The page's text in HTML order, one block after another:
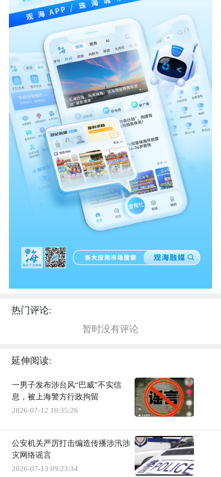
热门评论:
暂时没有评论
延伸阅读:
一男子发布涉台风“巴威”不实信
息，被上海警方行政拘留
2026-07-12 10:35:26
公安机关严厉打击编造传播涉汛涉
灾网络谣言
2026-07-13 09:23:34